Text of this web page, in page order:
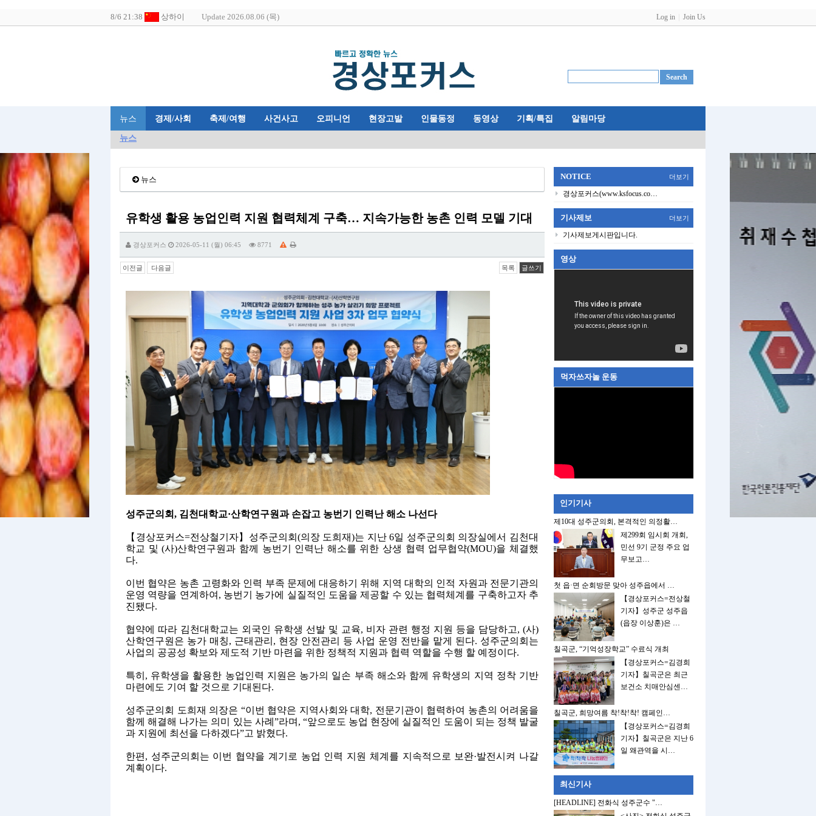
Update 2026.08.06 (목) Log in Join Us
뉴스 경제/사회 축제/여행 사건사고 오피니언 현장고발 인물동정 동영상 기획/특집 알림마당
뉴스
뉴스
유학생 활용 농업인력 지원 협력체계 구축… 지속가능한 농촌 인력 모델 기대
경상포커스 2026-05-11 (월) 06:45 8771
이전글 다음글 목록 글쓰기
성주군의회, 김천대학교·산학연구원과 손잡고 농번기 인력난 해소 나선다
【 경상포커스=전상철기자】 성주군의회 (의장 도희재)는 지난6일 성주군의회 의장실에서 김천대
학교 및(사)산학연구원과 함께 농번기 인력난 해소를 위한 상생 협력 업무협약(MOU)을 체결했
다.
이번 협약은 농촌 고령화와 인력 부족 문제에 대응하기 위해 지역 대학의 인적 자원과 전문기관의
운영 역량을 연계하여 , 농번기 농가에 실질적인 도움을 제공할 수 있는 협력체계를 구축하고자 추
진됐다.
협약에 따라 김천대학교는 외국인 유학생 선발 및 교육, 비자 관련 행정 지원 등을 담당하고, (사)
산학연구원은 농가 매칭, 근태관리 , 현장 안전관리 등 사업 운영 전반을 맡게 된다. 성주군의회는
사업의 공공성 확보와 제도적 기반 마련을 위한 정책적 지원과 협력 역할을 수행 할 예정이다.
특히 , 유학생을 활용한 농업인력 지원은 농가의 일손 부족 해소와 함께 유학생의 지역 정착 기반
마련에도 기여 할 것으로 기대된다.
성주군의회 도희재 의장은 “이번 협약은 지역사회와 대학, 전문기관이 협력하여 농촌의 어려움을
함께 해결해 나가는 의미 있는 사례 ”라며 , “앞으로도 농업 현장에 실질적인 도움이 되는 정책 발굴
과 지원에 최선을 다하겠다”고 밝혔다.
한편 , 성주군의회는 이번 협약을 계기로 농업 인력 지원 체계를 지속적으로 보완·발전시켜 나갈
계획이다.
NOTICE 더보기
경상포커스(www.ksfocus.co…
기사제보 더보기
기사제보게시판입니다.
영상
먹자쓰자놀 운동
인기기사
제10대 성주군의회, 본격적인 의정활…
제299회 임시회 개회,
민선 9기 군정 주요 업
무보고…
첫 읍·면 순회방문 맞아 성주읍에서 …
【경상포커스=전상철
기자】성주군 성주읍
(읍장 이상훈)은 …
칠곡군, “기억성장학교” 수료식 개최
【경상포커스=김경희
기자】칠곡군은 최근
보건소 치매안심센…
칠곡군, 희망여름 착!착!착! 캠페인…
【경상포커스=김경희
기자】칠곡군은 지난 6
일 왜관역을 시…
최신기사
[HEADLINE] 전화식 성주군수 "…